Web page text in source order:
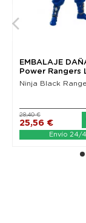
EMBALAJE
Power Rangers
Collection
Ninja Black
25,56 €
28,40 €
Envío 24/